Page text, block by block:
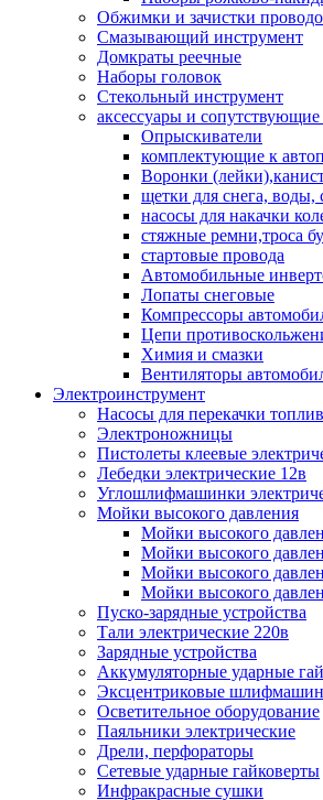
Обжимки и зачистки
Смазывающий инструмент
Домкраты реечные
Наборы головок
Стекольный инструмент
аксессуары и
Опрыскиватели
комплектующие к
Воронки
щетки для снега, воды,
насосы для накачки
стяжные ремни,троса
стартовые провода
Автомобильные
Лопаты снеговые
Компрессоры
Цепи
Химия и смазки
Вентиляторы
Электроинструмент
Насосы для перекачки
Электроножницы
Пистолеты клеевые
Лебедки электрические 12в
Углошлифмашинки
Мойки высокого давления
Мойки высокого
Мойки высокого
Мойки высокого
Мойки высокого
Пуско-зарядные устройства
Тали электрические 220в
Зарядные устройства
Аккумуляторные ударные
Эксцентриковые
Осветительное оборудование
Паяльники электрические
Дрели, перфораторы
Сетевые ударные гайковерты
Инфракрасные сушки